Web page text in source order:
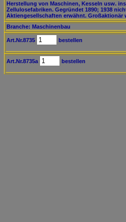
Herstellung von Maschinen, Kesseln usw.
Zellulosefabriken. Gegründet 1890; 1938
Aktiengesellschaften erwähnt. Großaktionär
Branche: Maschinenbau
Art.Nr.8735 bestellen
Art.Nr.8735a bestellen